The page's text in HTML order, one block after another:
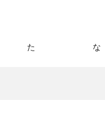
た な